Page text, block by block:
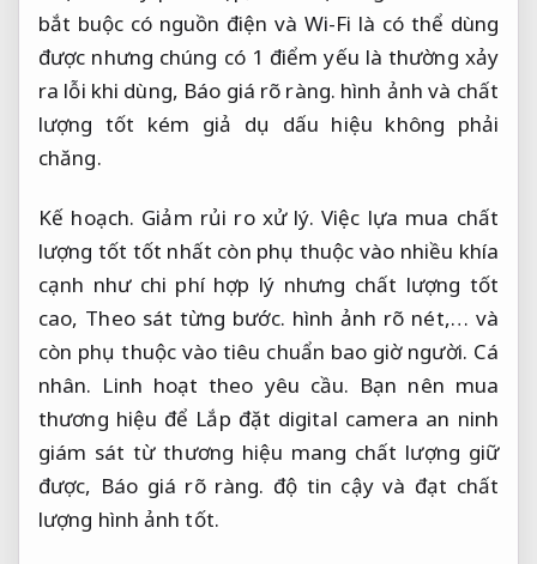
bắt buộc có nguồn điện và Wi-Fi là có thể dùng
được nhưng chúng có 1 điểm yếu là thường xảy
ra lỗi khi dùng, Báo giá rõ ràng. hình ảnh và chất
lượng tốt kém giả dụ dấu hiệu không phải
chăng.
Kế hoạch. Giảm rủi ro xử lý. Việc lựa mua chất
lượng tốt tốt nhất còn phụ thuộc vào nhiều khía
cạnh như chi phí hợp lý nhưng chất lượng tốt
cao, Theo sát từng bước. hình ảnh rõ nét,… và
còn phụ thuộc vào tiêu chuẩn bao giờ người. Cá
nhân. Linh hoạt theo yêu cầu. Bạn nên mua
thương hiệu để Lắp đặt digital camera an ninh
giám sát từ thương hiệu mang chất lượng giữ
được, Báo giá rõ ràng. độ tin cậy và đạt chất
lượng hình ảnh tốt.